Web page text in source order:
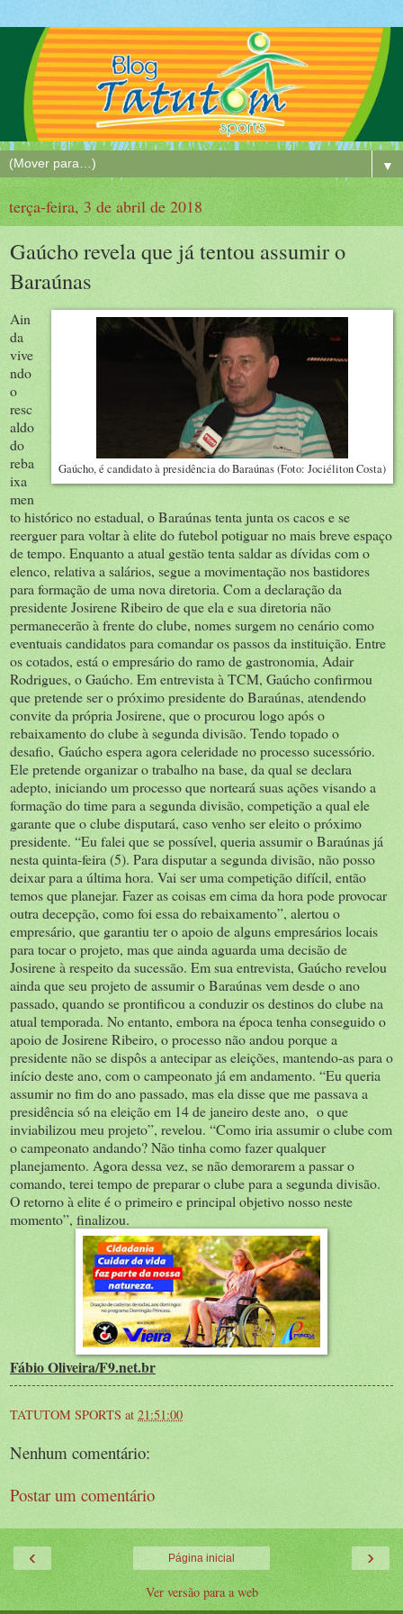
▼
terça-feira, 3 de abril de 2018
Gaúcho revela que já tentou assumir o
Baraúnas
Gaúcho, é candidato à presidência do Baraúnas (Foto: Jociéliton Costa)
Ain
da
vive
ndo
o
resc
aldo
do
reba
ixa
men
to histórico no estadual, o Baraúnas tenta junta os cacos e se
reerguer para voltar à elite do futebol potiguar no mais breve espaço
de tempo. Enquanto a atual gestão tenta saldar as dívidas com o
elenco, relativa a salários, segue a movimentação nos bastidores
para formação de uma nova diretoria. Com a declaração da
presidente Josirene Ribeiro de que ela e sua diretoria não
permanecerão à frente do clube, nomes surgem no cenário como
eventuais candidatos para comandar os passos da instituição. Entre
os cotados, está o empresário do ramo de gastronomia, Adair
Rodrigues, o Gaúcho. Em entrevista à TCM, Gaúcho confirmou
que pretende ser o próximo presidente do Baraúnas, atendendo
convite da própria Josirene, que o procurou logo após o
rebaixamento do clube à segunda divisão. Tendo topado o
desafio, Gaúcho espera agora celeridade no processo sucessório.
Ele pretende organizar o trabalho na base, da qual se declara
adepto, iniciando um processo que norteará suas ações visando a
formação do time para a segunda divisão, competição a qual ele
garante que o clube disputará, caso venho ser eleito o próximo
presidente. “Eu falei que se possível, queria assumir o Baraúnas já
nesta quinta-feira (5). Para disputar a segunda divisão, não posso
deixar para a última hora. Vai ser uma competição difícil, então
temos que planejar. Fazer as coisas em cima da hora pode provocar
outra decepção, como foi essa do rebaixamento”, alertou o
empresário, que garantiu ter o apoio de alguns empresários locais
para tocar o projeto, mas que ainda aguarda uma decisão de
Josirene à respeito da sucessão. Em sua entrevista, Gaúcho revelou
ainda que seu projeto de assumir o Baraúnas vem desde o ano
passado, quando se prontificou a conduzir os destinos do clube na
atual temporada. No entanto, embora na época tenha conseguido o
apoio de Josirene Ribeiro, o processo não andou porque a
presidente não se dispôs a antecipar as eleições, mantendo-as para o
início deste ano, com o campeonato já em andamento. “Eu queria
assumir no fim do ano passado, mas ela disse que me passava a
presidência só na eleição em 14 de janeiro deste ano, o que
inviabilizou meu projeto”, revelou. “Como iria assumir o clube com
o campeonato andando? Não tinha como fazer qualquer
planejamento. Agora dessa vez, se não demorarem a passar o
comando, terei tempo de preparar o clube para a segunda divisão.
O retorno à elite é o primeiro e principal objetivo nosso neste
momento”, finalizou.
Fábio Oliveira/F9.net.br
TATUTOM SPORTS at 21:51:00
Nenhum comentário:
Postar um comentário
‹ ›
Página inicial
Ver versão para a web